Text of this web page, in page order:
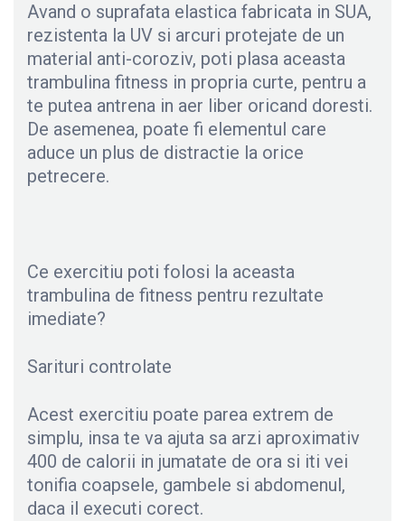
Avand o suprafata elastica fabricata in SUA,
rezistenta la UV si arcuri protejate de un
material anti-coroziv, poti plasa aceasta
trambulina fitness in propria curte, pentru a
te putea antrena in aer liber oricand doresti.
De asemenea, poate fi elementul care
aduce un plus de distractie la orice
petrecere.
Ce exercitiu poti folosi la aceasta
trambulina de fitness pentru rezultate
imediate?
Sarituri controlate
Acest exercitiu poate parea extrem de
simplu, insa te va ajuta sa arzi aproximativ
400 de calorii in jumatate de ora si iti vei
tonifia coapsele, gambele si abdomenul,
daca il executi corect.